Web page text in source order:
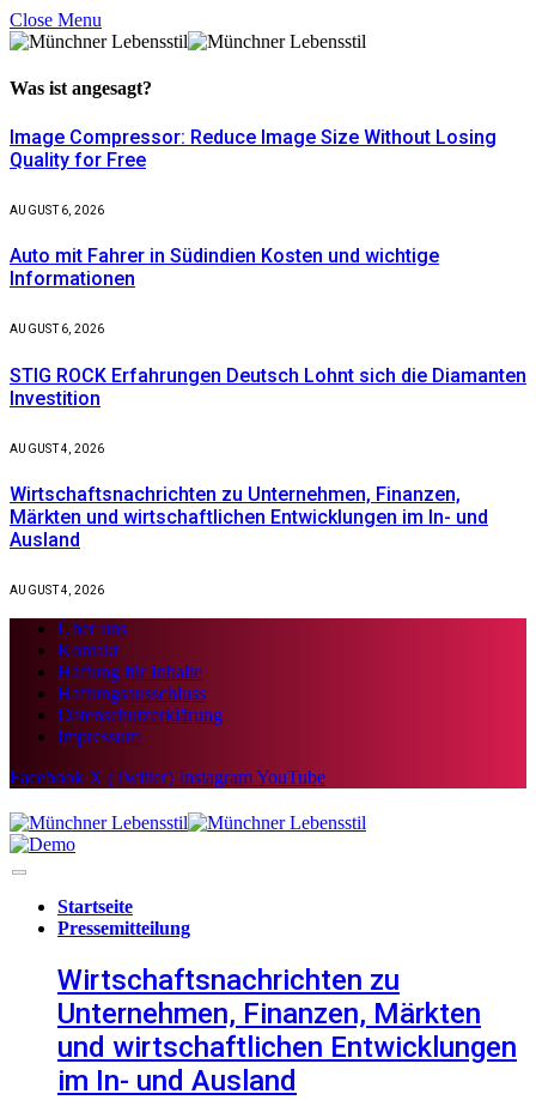
Close Menu
Was ist angesagt?
Image Compressor: Reduce Image Size Without Losing
Quality for Free
AUGUST 6, 2026
Auto mit Fahrer in Südindien Kosten und wichtige
Informationen
AUGUST 6, 2026
STIG ROCK Erfahrungen Deutsch Lohnt sich die Diamanten
Investition
AUGUST 4, 2026
Wirtschaftsnachrichten zu Unternehmen, Finanzen,
Märkten und wirtschaftlichen Entwicklungen im In- und
Ausland
AUGUST 4, 2026
Über uns
Kontakt
Haftung für Inhalte
Haftungsausschluss
Datenschutzerklärung
Impressum
Facebook X (Twitter) InstagramYouTube
Startseite
Pressemitteilung
Wirtschaftsnachrichten zu
Unternehmen, Finanzen, Märkten
und wirtschaftlichen Entwicklungen
im In- und Ausland